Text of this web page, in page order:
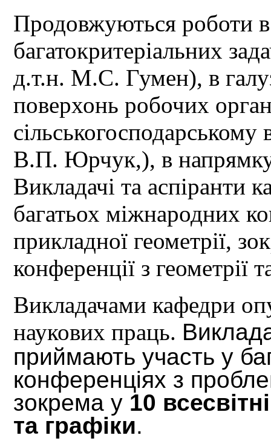
Продовжуються роботи
багатокритеріальних
д.т.н. М.С. Гумен), в
поверхонь робочих
В.П. Юрчук,), в напрямку
Викладачі та аспіранти
багатьох міжнародних
прикладної геометрії,
конференції з геометрії
Викладачами кафедри
наукових праць.
приймають участь у
конференціях з
зокрема у 10
та графіки.